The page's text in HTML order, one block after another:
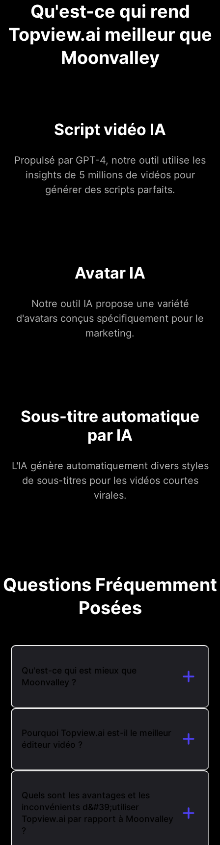
Qu'est-ce qui rend
Topview.ai meilleur que
Moonvalley
Script vidéo IA
Propulsé par GPT-4, notre outil utilise les
insights de 5 millions de vidéos pour
générer des scripts parfaits.
Avatar IA
Notre outil IA propose une variété
d'avatars conçus spécifiquement pour le
marketing.
Sous-titre automatique
par IA
L'IA génère automatiquement divers styles
de sous-titres pour les vidéos courtes
virales.
Questions Fréquemment
Posées
Qu'est-ce qui est mieux que
Moonvalley ?
Pourquoi Topview.ai est-il le meilleur
éditeur vidéo ?
Quels sont les avantages et les
inconvénients d&#39;utiliser
Topview.ai par rapport à Moonvalley
?